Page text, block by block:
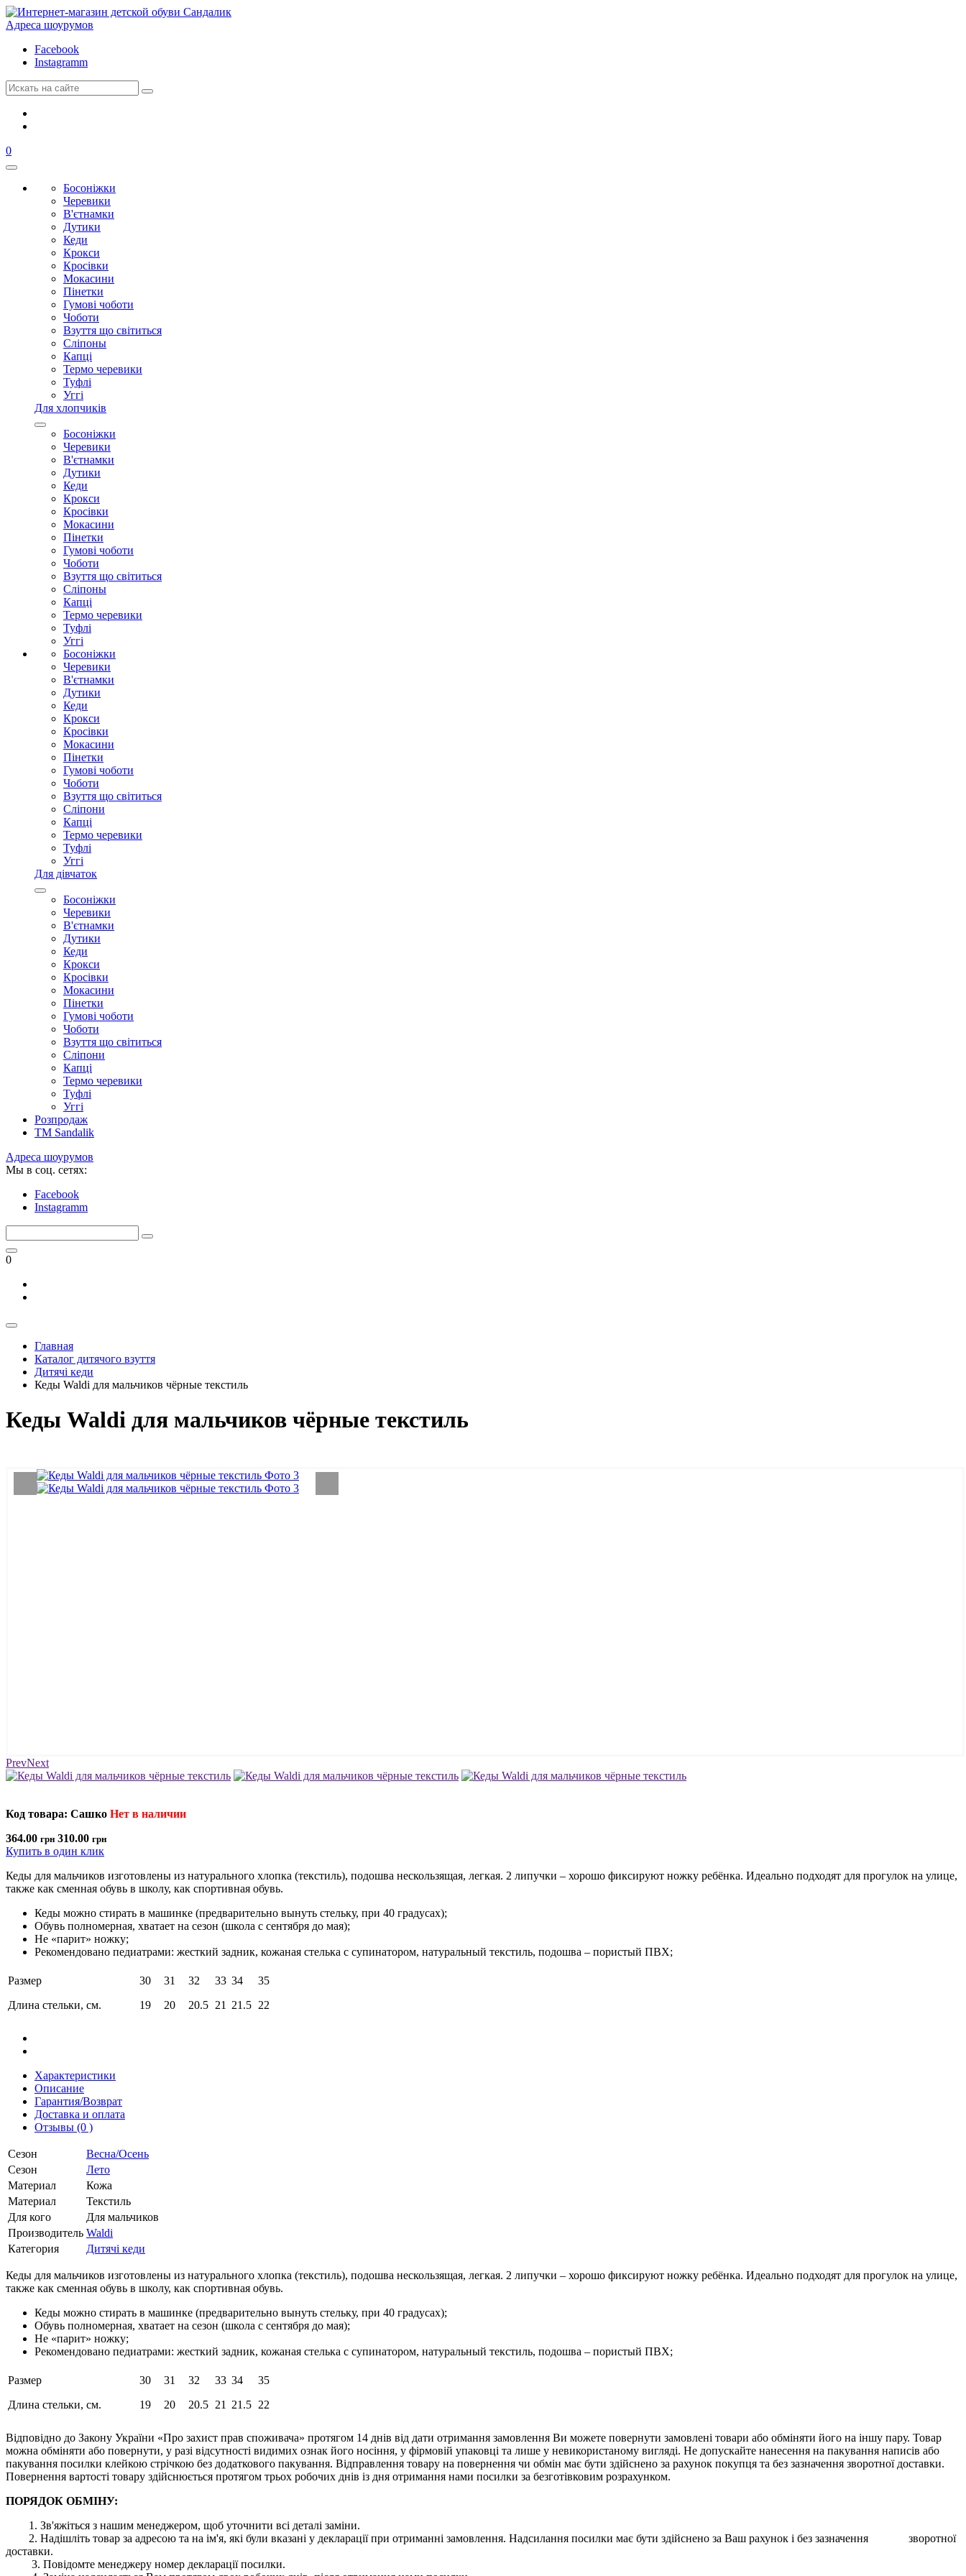
Адреса шоурумов
Facebook
Instagramm
0
Босоніжки
Черевики
В'єтнамки
Дутики
Кеди
Крокси
Кросівки
Мокасини
Пінетки
Гумові чоботи
Чоботи
Взуття що світиться
Сліпоны
Капці
Термо черевики
Туфлі
Уггі
Для хлопчиків
Босоніжки
Черевики
В'єтнамки
Дутики
Кеди
Крокси
Кросівки
Мокасини
Пінетки
Гумові чоботи
Чоботи
Взуття що світиться
Сліпоны
Капці
Термо черевики
Туфлі
Уггі
Босоніжки
Черевики
В'єтнамки
Дутики
Кеди
Крокси
Кросівки
Мокасини
Пінетки
Гумові чоботи
Чоботи
Взуття що світиться
Сліпони
Капці
Термо черевики
Туфлі
Уггі
Для дівчаток
Босоніжки
Черевики
В'єтнамки
Дутики
Кеди
Крокси
Кросівки
Мокасини
Пінетки
Гумові чоботи
Чоботи
Взуття що світиться
Сліпони
Капці
Термо черевики
Туфлі
Уггі
Розпродаж
TM Sandalik
Адреса шоурумов
Мы в соц. сетях:
Facebook
Instagramm
0
Главная
Каталог дитячого взуття
Дитячі кеди
Кеды Waldi для мальчиков чёрные текстиль
Кеды Waldi для мальчиков чёрные текстиль
PrevNext
Код товара: Сашко Нет в наличии
364.00 грн 310.00 грн
Купить в один клик
Кеды для мальчиков изготовлены из натурального хлопка (текстиль), подошва нескользящая, легкая. 2 липучки – хорошо фиксируют ножку ребёнка. Идеально подходят для прогулок на улице,
также как сменная обувь в школу, как спортивная обувь.
Кеды можно стирать в машинке (предварительно вынуть стельку, при 40 градусах);
Обувь полномерная, хватает на сезон (школа с сентября до мая);
Не «парит» ножку;
Рекомендовано педиатрами: жесткий задник, кожаная стелька с супинатором, натуральный текстиль, подошва – пористый ПВХ;
Размер 30 31 32 33 34
35
Длина стельки, см.
19 20 20.5 21 21.5 22
Характеристики
Описание
Гарантия/Возврат
Доставка и оплата
Отзывы (0 )
Сезон
Весна/Осень
Сезон
Лето
Материал
Кожа
Материал
Текстиль
Для кого
Для мальчиков
Производитель Waldi
Категория
Дитячі кеди
Кеды для мальчиков изготовлены из натурального хлопка (текстиль), подошва нескользящая, легкая. 2 липучки – хорошо фиксируют ножку ребёнка. Идеально подходят для прогулок на улице,
также как сменная обувь в школу, как спортивная обувь.
Кеды можно стирать в машинке (предварительно вынуть стельку, при 40 градусах);
Обувь полномерная, хватает на сезон (школа с сентября до мая);
Не «парит» ножку;
Рекомендовано педиатрами: жесткий задник, кожаная стелька с супинатором, натуральный текстиль, подошва – пористый ПВХ;
Размер 30 31 32 33 34
35
Длина стельки, см.
19 20 20.5 21 21.5 22
Відповідно до Закону України «Про захист прав споживача» протягом 14 днів від дати отримання замовлення Ви можете повернути замовлені товари або обміняти його на іншу пару. Товар
можна обміняти або повернути, у разі відсутності видимих ​​ознак його носіння, у фірмовій упаковці та лише у невикористаному вигляді. Не допускайте нанесення на пакування написів або
пакування посилки клейкою стрічкою без додаткового пакування. Відправлення товару на повернення чи обмін має бути здійснено за рахунок покупця та без зазначення зворотної доставки.
Повернення вартості товару здійснюється протягом трьох робочих днів із дня отримання нами посилки за безготівковим розрахунком.
ПОРЯДОК ОБМІНУ:
1. Зв'яжіться з нашим менеджером, щоб уточнити всі деталі заміни.
2. Надішліть товар за адресою та на ім'я, які були вказані у декларації при отриманні замовлення. Надсилання посилки має бути здійснено за Ваш рахунок і без зазначення зворотної
доставки.
3. Повідомте менеджеру номер декларації посилки.